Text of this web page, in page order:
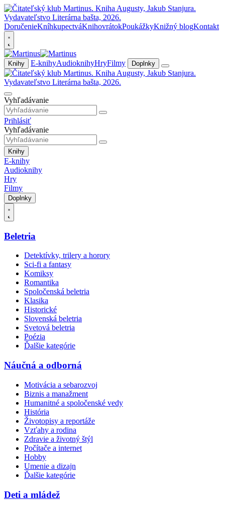
DoručenieKníhkupectváKnihovrátokPoukážkyKnižný blogKontakt
Knihy E-knihyAudioknihyHryFilmy Doplnky
Vyhľadávanie
Prihlásiť
Vyhľadávanie
Knihy
E-knihy
Audioknihy
Hry
Filmy
Doplnky
Beletria
Detektívky, trilery a horory
Sci-fi a fantasy
Komiksy
Romantika
Spoločenská beletria
Klasika
Historické
Slovenská beletria
Svetová beletria
Poézia
Ďalšie kategórie
Náučná a odborná
Motivácia a sebarozvoj
Biznis a manažment
Humanitné a spoločenské vedy
História
Životopisy a reportáže
Vzťahy a rodina
Zdravie a životný štýl
Počítače a internet
Hobby
Umenie a dizajn
Ďalšie kategórie
Deti a mládež